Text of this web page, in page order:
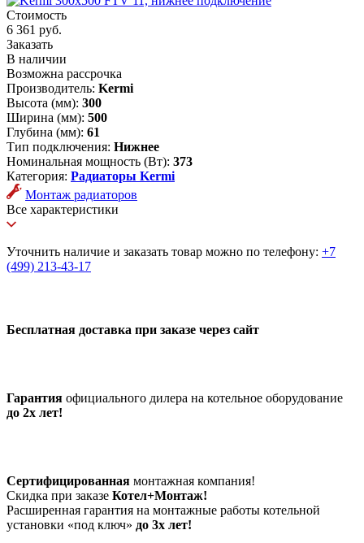
Стоимость
6 361 руб.
Заказать
В наличии
Возможна рассрочка
Производитель: Kermi
Высота (мм): 300
Ширина (мм): 500
Глубина (мм): 61
Тип подключения: Нижнее
Номинальная мощность (Вт): 373
Категория: Радиаторы Kermi
Монтаж радиаторов
Все характеристики
Уточнить наличие и заказать товар можно по телефону: +7
(499) 213-43-17
Бесплатная доставка при заказе через сайт
Гарантия официального дилера на котельное оборудование
до 2х лет!
Сертифицированная монтажная компания!
Скидка при заказе Котел+Монтаж!
Расширенная гарантия на монтажные работы котельной
установки «под ключ» до 3х лет!